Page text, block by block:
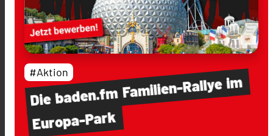
Diebaden.fmFamilien-Rallyeim
Europa-Park
#Aktion